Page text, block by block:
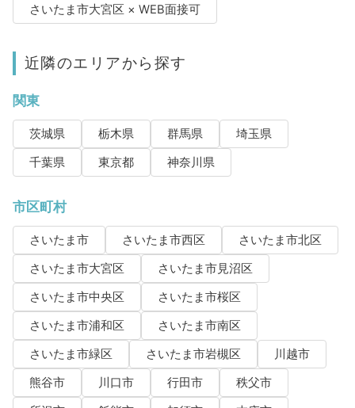
さいたま市大宮区 × WEB面接可
近隣のエリアから探す
関東
茨城県 栃木県 群馬県
埼玉県
千葉県
東京都 神奈川県
市区町村
さいたま市 さいたま市西区
さいたま市北区
さいたま市大宮区
さいたま市見沼区
さいたま市中央区
さいたま市桜区
さいたま市浦和区
さいたま市南区
さいたま市緑区
さいたま市岩槻区
川越市
熊谷市
川口市 行田市
秩父市